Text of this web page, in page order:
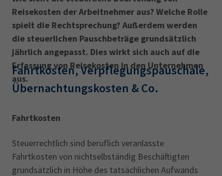
Reisekosten der Arbeitnehmer aus? Welche Rolle
spielt die Rechtsprechung? Außerdem werden
die steuerlichen Pauschbeträge grundsätzlich
jährlich angepasst. Dies wirkt sich auch auf die
Erfassung von Reisekosten in den Unternehmen
aus.
Fahrtkosten, Verpflegungspauschale,
Übernachtungskosten & Co.
Fahrtkosten
Steuerrechtlich sind beruflich veranlasste
Fahrtkosten von nichtselbständig Beschäftigten
grundsätzlich in Höhe des tatsächlichen Aufwands